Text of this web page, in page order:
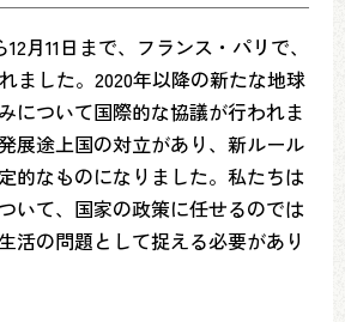
12月11日まで、フランス・パリで、
ました。2020年以降の新たな地球
について国際的な協議が行われま
展途上国の対立があり、新ルール
的なものになりました。私たちは
いて、国家の政策に任せるのでは
活の問題として捉える必要があり